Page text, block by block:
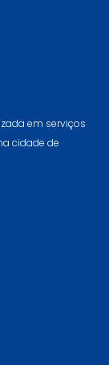
em serviços
cidade de